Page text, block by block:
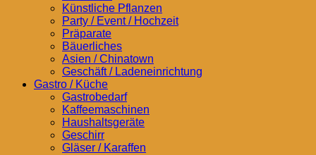
Künstliche Pflanzen
Party / Event / Hochzeit
Präparate
Bäuerliches
Asien / Chinatown
Geschäft / Ladeneinrichtung
Gastro / Küche
Gastrobedarf
Kaffeemaschinen
Haushaltsgeräte
Geschirr
Gläser / Karaffen